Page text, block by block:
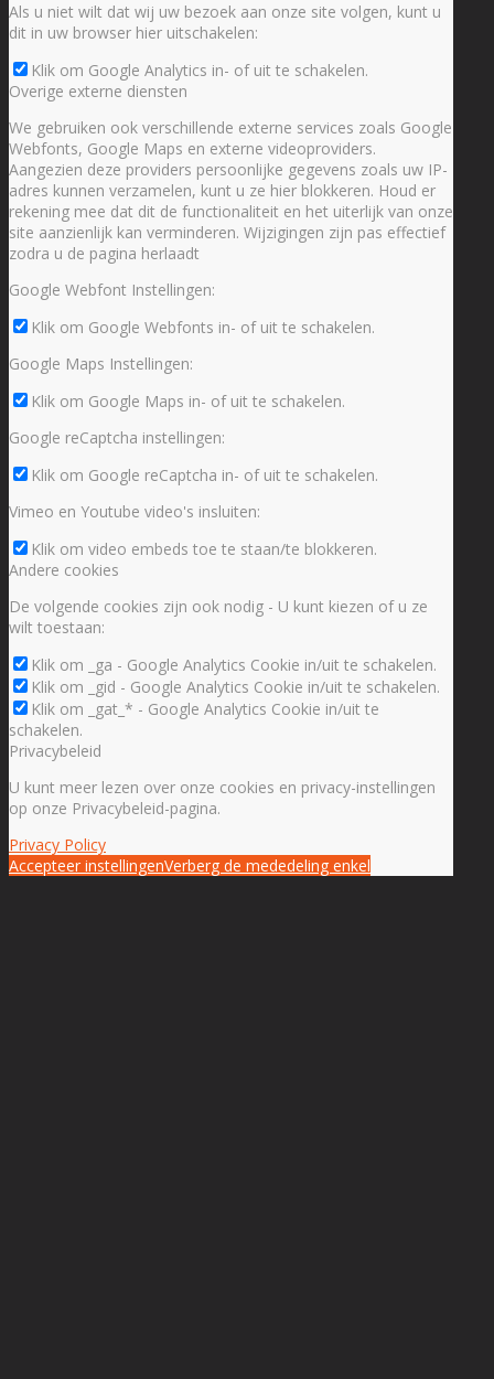
Als u niet wilt dat wij uw bezoek aan onze site volgen, kunt u
dit in uw browser hier uitschakelen:
Klik om Google Analytics in- of uit te schakelen.
Overige externe diensten
We gebruiken ook verschillende externe services zoals Google
Webfonts, Google Maps en externe videoproviders.
Aangezien deze providers persoonlijke gegevens zoals uw IP-
adres kunnen verzamelen, kunt u ze hier blokkeren. Houd er
rekening mee dat dit de functionaliteit en het uiterlijk van onze
site aanzienlijk kan verminderen. Wijzigingen zijn pas effectief
zodra u de pagina herlaadt
Google Webfont Instellingen:
Klik om Google Webfonts in- of uit te schakelen.
Google Maps Instellingen:
Klik om Google Maps in- of uit te schakelen.
Google reCaptcha instellingen:
Klik om Google reCaptcha in- of uit te schakelen.
Vimeo en Youtube video's insluiten:
Klik om video embeds toe te staan/te blokkeren.
Andere cookies
De volgende cookies zijn ook nodig - U kunt kiezen of u ze
wilt toestaan:
Klik om _ga - Google Analytics Cookie in/uit te schakelen.
Klik om _gid - Google Analytics Cookie in/uit te schakelen.
Klik om _gat_* - Google Analytics Cookie in/uit te
schakelen.
Privacybeleid
U kunt meer lezen over onze cookies en privacy-instellingen
op onze Privacybeleid-pagina.
Privacy Policy
Accepteer instellingenVerberg de mededeling enkel